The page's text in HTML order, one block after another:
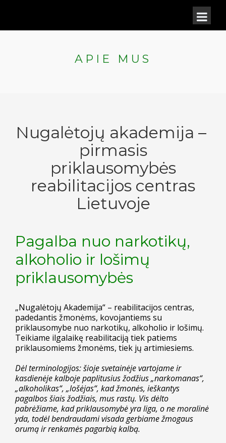
APIE MUS
Nugalėtojų akademija –
pirmasis
priklausomybės
reabilitacijos centras
Lietuvoje
Pagalba nuo narkotikų,
alkoholio ir lošimų
priklausomybės
„Nugalėtojų Akademija“ – reabilitacijos centras,
padedantis žmonėms, kovojantiems su
priklausomybe nuo narkotikų, alkoholio ir lošimų.
Teikiame ilgalaikę reabilitaciją tiek patiems
priklausomiems žmonėms, tiek jų artimiesiems.
Dėl terminologijos: šioje svetainėje vartojame ir
kasdienėje kalboje paplitusius žodžius „narkomanas“,
„alkoholikas“, „lošėjas“, kad žmonės, ieškantys
pagalbos šiais žodžiais, mus rastų. Vis dėlto
pabrėžiame, kad priklausomybė yra liga, o ne moralinė
yda, todėl bendraudami visada gerbiame žmogaus
orumą ir renkamės pagarbią kalbą.